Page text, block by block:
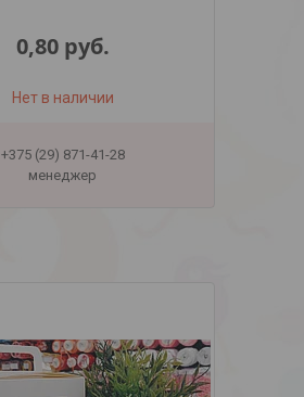
0,80 руб.
Нет в наличии
+375 (29) 871-41-28
менеджер